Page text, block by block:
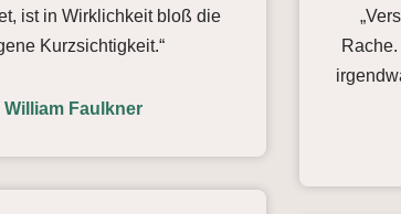
ist in Wirklichkeit bloß die
Kurzsichtigkeit.“
William Faulkner